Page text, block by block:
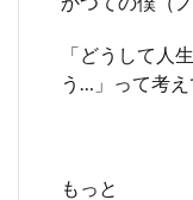
「どうして人
う…」って考え
もっと